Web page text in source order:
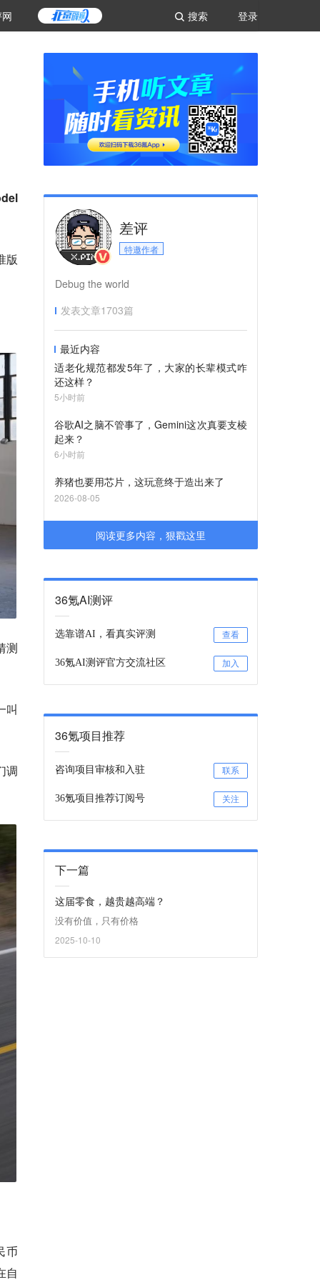
登录
搜索
版
测
叫
调
币
自
差评
特邀作者
Debug the world
发表文章1703篇
最近内容
适老化规范都发5年了，大家的长辈模式咋
还这样？
5小时前
谷歌AI之脑不管事了，Gemini这次真要支棱
起来？
6小时前
养猪也要用芯片，这玩意终于造出来了
2026-08-05
阅读更多内容，狠戳这里
36氪AI测评
选靠谱AI，看真实评测 查看
36氪AI测评官方交流社区 加入
36氪项目推荐
咨询项目审核和入驻 联系
36氪项目推荐订阅号 关注
下一篇
这届零食，越贵越高端？
没有价值，只有价格
2025-10-10